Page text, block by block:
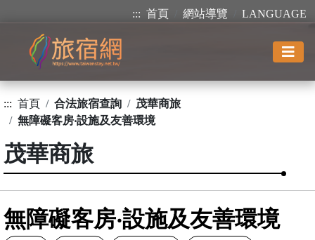
::: 首頁 網站導覽 LANGUAGE
::: 首頁 合法旅宿查詢
茂華商旅
無障礙客房‧設施及友善環境
茂華商旅
無障礙客房‧設施及友善環境